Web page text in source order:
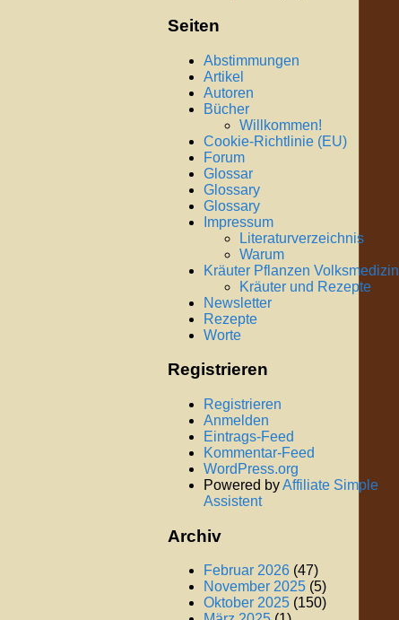
Seiten
Abstimmungen
Artikel
Autoren
Bücher
Willkommen!
Cookie-Richtlinie (EU)
Forum
Glossar
Glossary
Glossary
Impressum
Literaturverzeichnis
Warum
Kräuter Pflanzen Volksmedizin
Kräuter und Rezepte
Newsletter
Rezepte
Worte
Registrieren
Registrieren
Anmelden
Eintrags-Feed
Kommentar-Feed
WordPress.org
Powered byAffiliate Simple
Assistent
Archiv
Februar 2026 (47)
November 2025 (5)
Oktober 2025 (150)